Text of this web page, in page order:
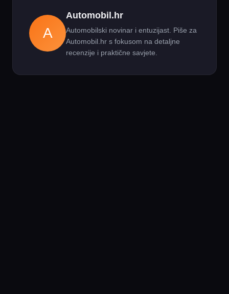
A
Automobil.hr
Automobilski novinar i entuzijast. Piše za
Automobil.hr s fokusom na detaljne
recenzije i praktične savjete.